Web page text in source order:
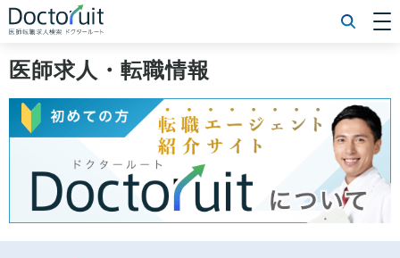
[常勤] 科目から探す
[常勤] 特徴から探す
[非常勤] 科目から探す
[非常勤] 特徴から探す
Doctoruit医師転職特集
Doctoruitについて
運営者情報
プライバシーポリシー
医師求人・転職情報